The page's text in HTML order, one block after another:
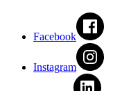
Facebook
Instagram